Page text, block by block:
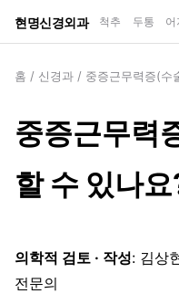
현명신경외과 척추 두통 어
홈 / 신경과 / 중증근무력증(수
중증근무력
할 수 있나
의학적 검토 · 작성: 김상
전문의